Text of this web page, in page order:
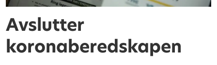
Avslutter
koronaberedskapen